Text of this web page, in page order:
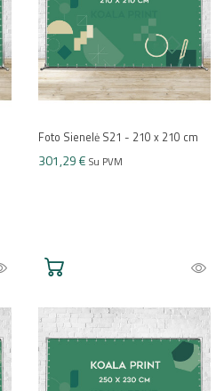
Foto Sienelė S21 - 210 x 210 cm
301,29 € Su PVM